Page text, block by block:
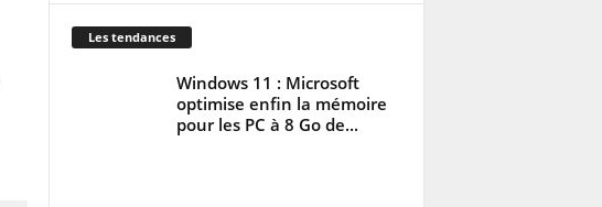
Les tendances
Windows 11 : Microsoft
optimise enfin la mémoire
pour les PC à 8 Go de...